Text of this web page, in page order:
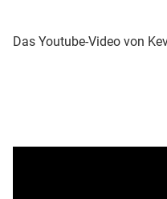
Das Youtube-Video von